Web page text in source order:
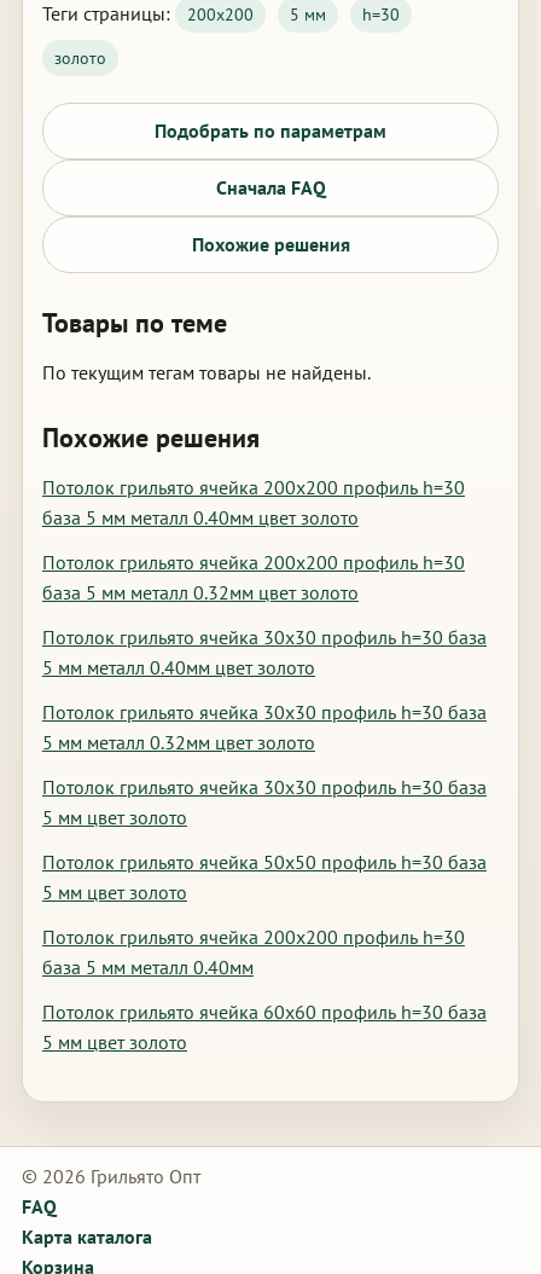
Теги страницы: 200х200 5 мм
h=30
золото
Подобрать по параметрам
Сначала FAQ
Похожие решения
Товары по теме
По текущим тегам товары не найдены.
Похожие решения
Потолок грильято ячейка 200х200 профиль h=30
база 5 мм металл 0.40мм цвет золото
Потолок грильято ячейка 200х200 профиль h=30
база 5 мм металл 0.32мм цвет золото
Потолок грильято ячейка 30х30 профиль h=30 база
5 мм металл 0.40мм цвет золото
Потолок грильято ячейка 30х30 профиль h=30 база
5 мм металл 0.32мм цвет золото
Потолок грильято ячейка 30х30 профиль h=30 база
5 мм цвет золото
Потолок грильято ячейка 50х50 профиль h=30 база
5 мм цвет золото
Потолок грильято ячейка 200х200 профиль h=30
база 5 мм металл 0.40мм
Потолок грильято ячейка 60х60 профиль h=30 база
5 мм цвет золото
© 2026 Грильято Опт
FAQ
Карта каталога
Корзина